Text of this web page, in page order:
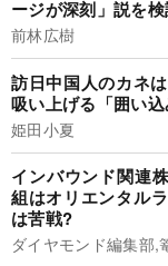
ージが深刻」説を検
前林広樹
訪日中国人のカネ
吸い上げる「囲い
姫田小夏
インバウンド関連
組はオリエンタル
は苦戦?
ダイヤモンド編集部,